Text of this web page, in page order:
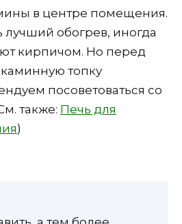
в центре помещения.
лучший обогрев, иногда
кирпичом. Но перед
топку
посоветоваться со
также: Печь для
)